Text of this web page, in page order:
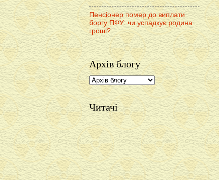
Пенсіонер помер до виплати
боргу ПФУ: чи успадкує родина
гроші?
Архів блогу
Читачі